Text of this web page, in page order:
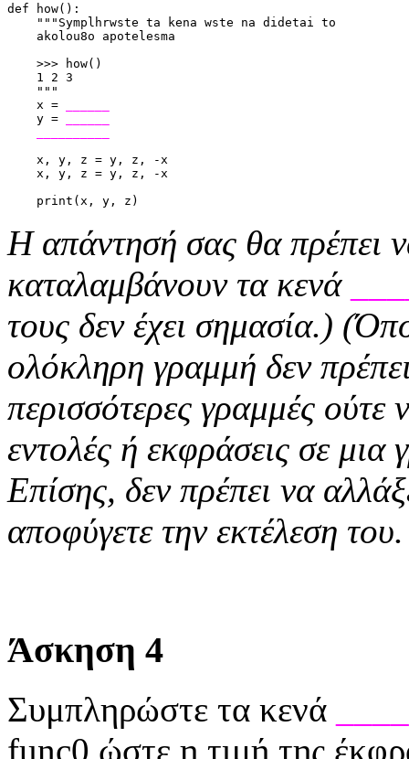
def how():
    """Symplhrwste ta kena wste na didetai to
    akolou8o apotelesma
    >>> how()
    1 2 3
    """
    x =
    y =
    x, y, z = y, z, -x
    x, y, z = y, z, -x
    print(x, y, z)
Η απάντησή σας θα πρέπει
καταλαμβάνουν τα κενά
τους δεν έχει σημασία.)
ολόκληρη γραμμή δεν
περισσότερες γραμμές ούτε
εντολές ή εκφράσεις σε
Επίσης, δεν πρέπει να
αποφύγετε την εκτέλεση του.
Άσκηση 4
Συμπληρώστε τα κενά
func0 ώστε η τιμή της